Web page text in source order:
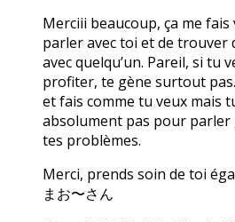
Merciii beaucoup, ça me
parler avec toi et de trouver
avec quelqu’un. Pareil, si tu
profiter, te gène surtout
et fais comme tu veux mais
absolument pas pour parler
tes problèmes.
Merci, prends soin de toi
まお〜さん